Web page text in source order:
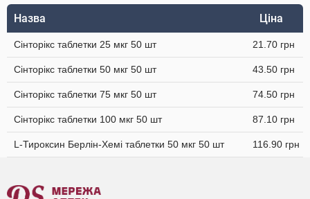
Назва Ціна
Сінторікс таблетки 25 мкг 50 шт 21.70 грн
Сінторікс таблетки 50 мкг 50 шт 43.50 грн
Сінторікс таблетки 75 мкг 50 шт 74.50 грн
Сінторікс таблетки 100 мкг 50 шт 87.10 грн
L-Тироксин Берлін-Хемі таблетки 50 мкг 50 шт 116.90 грн